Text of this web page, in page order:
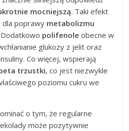
mocniejszą. Taki efekt
dla poprawy metabolizmu
polifenole obecne w
glukozy z jelit oraz
Co więcej, wspierają
trzustki, co jest niezwykle
poziomu cukru we
o tym, że regularne
może pozytywnie